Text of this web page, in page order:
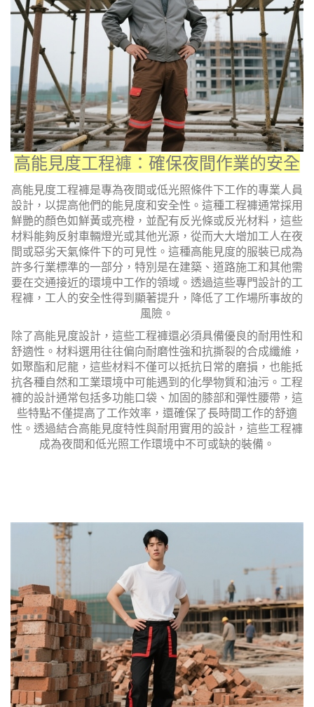
高能見度工程褲：確保夜間作業的安全
高能見度工程褲是專為夜間或低光照條件下工作的專業人員
設計，以提高他們的能見度和安全性。這種工程褲通常採用
鮮艷的顏色如鮮黃或亮橙，並配有反光條或反光材料，這些
材料能夠反射車輛燈光或其他光源，從而大大增加工人在夜
間或惡劣天氣條件下的可見性。這種高能見度的服裝已成為
許多行業標準的一部分，特別是在建築、道路施工和其他需
要在交通接近的環境中工作的領域。透過這些專門設計的工
程褲，工人的安全性得到顯著提升，降低了工作場所事故的
風險。
除了高能見度設計，這些工程褲還必須具備優良的耐用性和
舒適性。材料選用往往偏向耐磨性強和抗撕裂的合成纖維，
如聚酯和尼龍，這些材料不僅可以抵抗日常的磨損，也能抵
抗各種自然和工業環境中可能遇到的化學物質和油污。工程
褲的設計通常包括多功能口袋、加固的膝部和彈性腰帶，這
些特點不僅提高了工作效率，還確保了長時間工作的舒適
性。透過結合高能見度特性與耐用實用的設計，這些工程褲
成為夜間和低光照工作環境中不可或缺的裝備。